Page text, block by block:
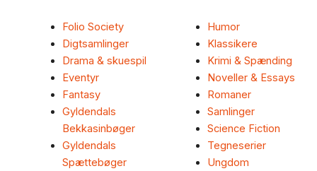
Folio Society
Digtsamlinger
Drama & skuespil
Eventyr
Fantasy
Gyldendals
Bekkasinbøger
Gyldendals
Spættebøger
Humor
Klassikere
Krimi & Spænding
Noveller & Essays
Romaner
Samlinger
Science Fiction
Tegneserier
Ungdom